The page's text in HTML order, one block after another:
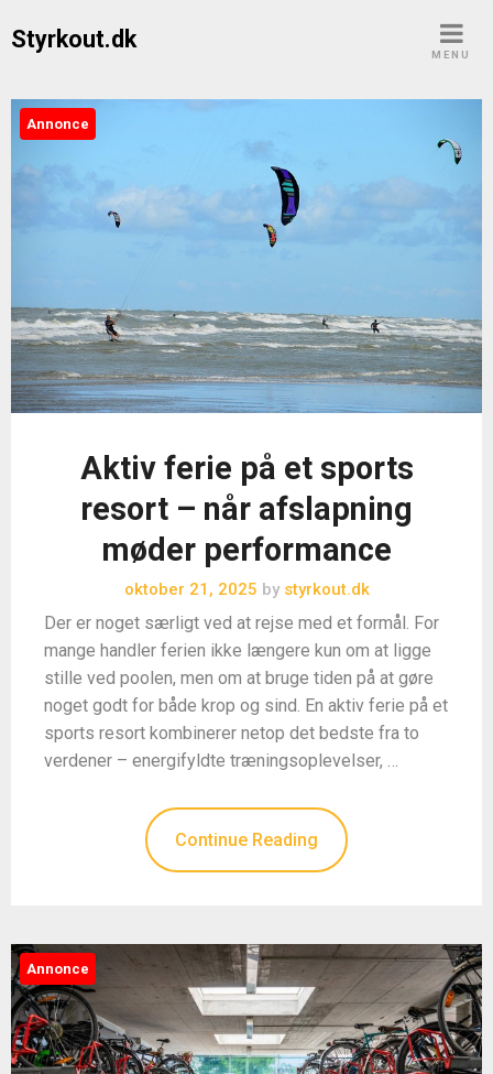
toStyrkout.dk
MENU
Annonce
Aktiv ferie på et sports
resort – når afslapning
møder performance
oktober 21, 2025 bystyrkout.dk
Der er noget særligt ved at rejse med et formål. For
mange handler ferien ikke længere kun om at ligge
stille ved poolen, men om at bruge tiden på at gøre
noget godt for både krop og sind. En aktiv ferie på et
sports resort kombinerer netop det bedste fra to
verdener – energifyldte træningsoplevelser, …
Continue Reading
Annonce